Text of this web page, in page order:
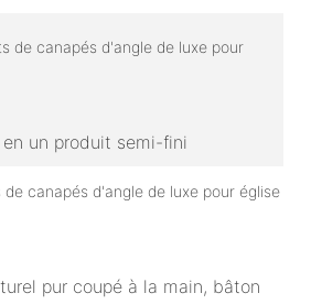
un produit semi-fini
pur coupé à la main, bâton